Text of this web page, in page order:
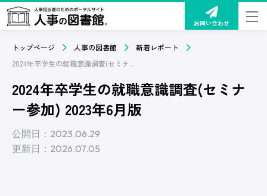
お問い合わせ
トップページ 人事の図書館
新着レポート
2024年卒学生の就職意識調査(セミナー参加) 2023年6月版
2024年卒学生の就職意識調査(セミナ
ー参加) 2023年6月版
公開日：2023.06.29
更新日：2026.07.05